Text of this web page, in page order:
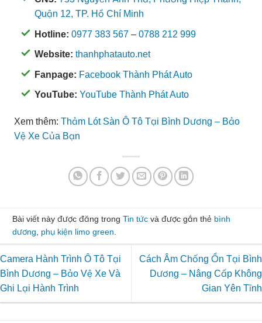
Quận 12, TP. Hồ Chí Minh
Hotline: 0977 383 567 – 0788 212 999
Website: thanhphatauto.net
Fanpage: Facebook Thành Phát Auto
YouTube: YouTube Thành Phát Auto
Xem thêm: Thảm Lót Sàn Ô Tô Tại Bình Dương – Bảo
Vệ Xe Của Bạn
Bài viết này được đăng trong Tin tức và được gắn thẻ bình
dương
phụ kiện limo green
Camera Hành Trình Ô Tô Tại
Bình Dương – Bảo Vệ Xe Và
Ghi Lại Hành Trình
Cách Âm Chống Ồn Tại Bình
Dương – Nâng Cấp Không
Gian Yên Tĩnh